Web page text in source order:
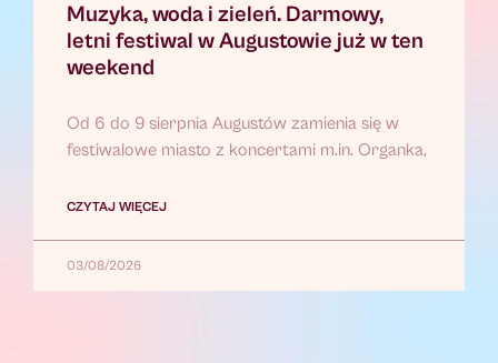
Muzyka, woda i zieleń. Darmowy,
letni festiwal w Augustowie już w ten
weekend
Od 6 do 9 sierpnia Augustów zamienia się w
festiwalowe miasto z koncertami m.in. Organka,
CZYTAJ WIĘCEJ
03/08/2026